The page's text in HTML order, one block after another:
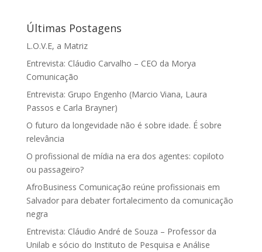
Últimas Postagens
L.O.V.E, a Matriz
Entrevista: Cláudio Carvalho – CEO da Morya
Comunicação
Entrevista: Grupo Engenho (Marcio Viana, Laura
Passos e Carla Brayner)
O futuro da longevidade não é sobre idade. É sobre
relevância
O profissional de mídia na era dos agentes: copiloto
ou passageiro?
AfroBusiness Comunicação reúne profissionais em
Salvador para debater fortalecimento da comunicação
negra
Entrevista: Cláudio André de Souza – Professor da
Unilab e sócio do Instituto de Pesquisa e Análise